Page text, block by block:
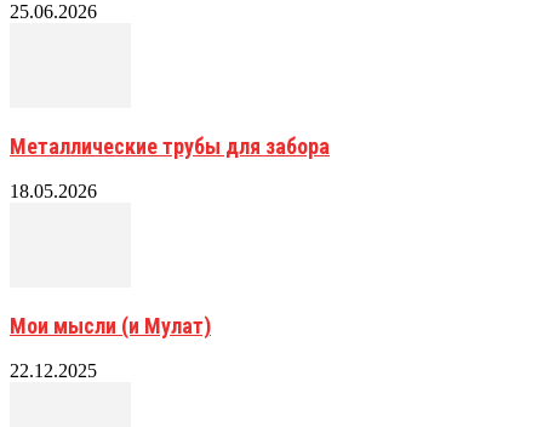
25.06.2026
Металлические трубы для забора
18.05.2026
Мои мысли (и Мулат)
22.12.2025